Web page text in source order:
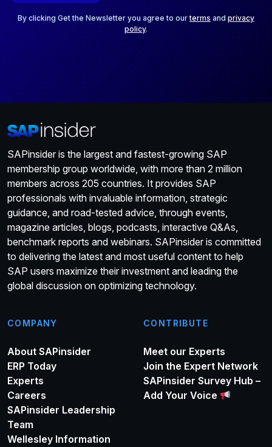
By clicking Get the Newsletter you agree to ourterms and privacy
policy.
SAPinsider is the largest and fastest-growing SAP
membership group worldwide, with more than 2 million
members across 205 countries. It provides SAP
professionals with invaluable information, strategic
guidance, and road-tested advice, through events,
magazine articles, blogs, podcasts, interactive Q&As,
benchmark reports and webinars. SAPinsider is committed
to delivering the latest and most useful content to help
SAP users maximize their investment and leading the
global discussion on optimizing technology.
COMPANY
About SAPinsider
ERP Today
Experts
Careers
SAPinsider Leadership
Team
Wellesley Information
CONTRIBUTE
Meet our Experts
Join the Expert Network
SAPinsider Survey Hub –
Add Your Voice